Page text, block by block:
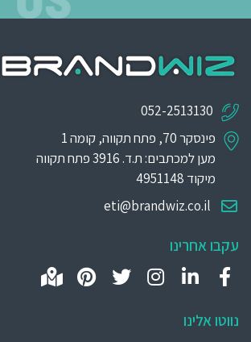
052-2513130
פינסקר 70, פתח תקווה, קומה 1
מען למכתבים: ת.ד. 3916 פתח תקווה
מיקוד 4951148
eti@brandwiz.co.il
עקבו אחרינו
נווטו אלינו